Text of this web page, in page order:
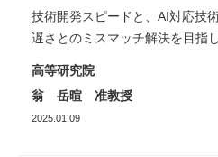
技術開発スピードと、AI対応技
遅さとのミスマッチ解決を目指
高等研究院
翁 岳暄 准教授
2025.01.09